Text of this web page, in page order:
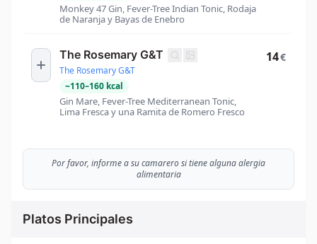
Monkey 47 Gin, Fever-Tree Indian Tonic, Rodaja
de Naranja y Bayas de Enebro
The Rosemary G&T
The Rosemary G&T
~110–160 kcal
Gin Mare, Fever-Tree Mediterranean Tonic,
Lima Fresca y una Ramita de Romero Fresco
14€
Por favor, informe a su camarero si tiene alguna alergia
alimentaria
Platos Principales